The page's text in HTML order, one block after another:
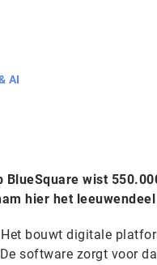
AI
BlueSquare wist
hier het
bouwt digitale
software zorgt voor